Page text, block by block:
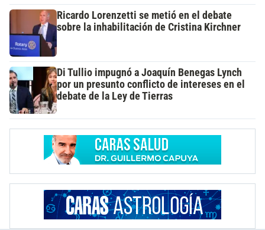
Ricardo Lorenzetti se metió en el debate
sobre la inhabilitación de Cristina Kirchner
Di Tullio impugnó a Joaquín Benegas Lynch
por un presunto conflicto de intereses en el
debate de la Ley de Tierras